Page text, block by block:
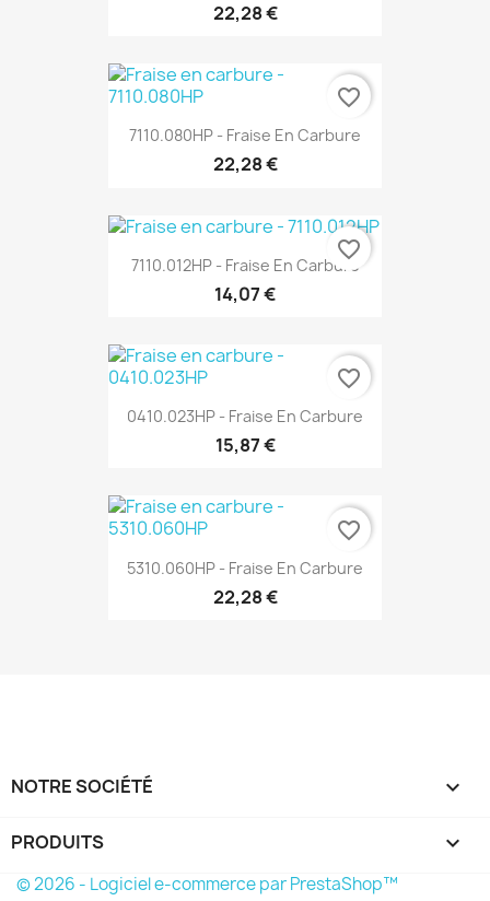
22,28 €
7110.080HP - Fraise En Carbure
22,28 €
favorite_border
7110.012HP - Fraise En Carbure
14,07 €
favorite_border
0410.023HP - Fraise En Carbure
15,87 €
favorite_border
5310.060HP - Fraise En Carbure
22,28 €
favorite_border
NOTRE SOCIÉTÉ 
PRODUITS 
© 2026 - Logiciel e-commerce par PrestaShop™